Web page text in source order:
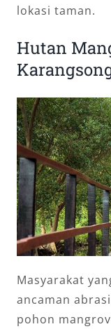
lokasi taman.
Hutan
Masyarakat
ancaman
pohon